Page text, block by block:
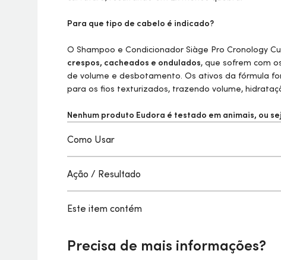
Para que tipo de cabelo é indicado?
O Shampoo e Condicionador Siàge Pro Cronology
crespos, cacheados e ondulados, que sofrem com
de volume e desbotamento. Os ativos da fórmula
para os fios texturizados, trazendo volume,
Nenhum produto Eudora é testado em animais, ou
Como Usar
Ação / Resultado
Este item contém
Precisa de mais informações?